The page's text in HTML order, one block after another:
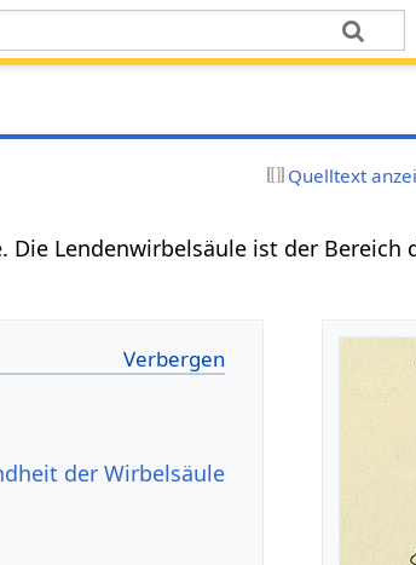
Quelltext
Die Lendenwirbelsäule ist der Bereich
der Wirbelsäule